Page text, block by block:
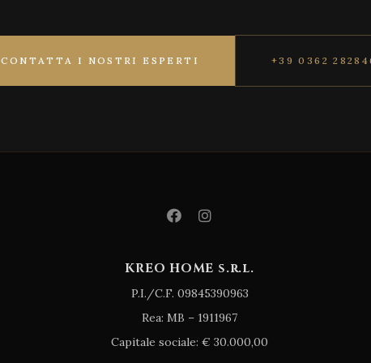
CONTATTA I NOSTRI ESPERTI +39 0362
KREO HOME s.r.l.
P.I./C.F. 09845390963
Rea: MB – 1911967
Capitale sociale: € 30.000,00